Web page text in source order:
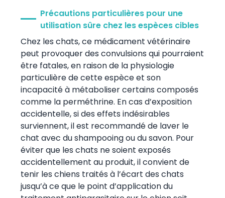
Précautions particulières pour une
utilisation sûre chez les espèces cibles
Chez les chats, ce médicament vétérinaire
peut provoquer des convulsions qui pourraient
être fatales, en raison de la physiologie
particulière de cette espèce et son
incapacité à métaboliser certains composés
comme la perméthrine. En cas d’exposition
accidentelle, si des effets indésirables
surviennent, il est recommandé de laver le
chat avec du shampooing ou du savon. Pour
éviter que les chats ne soient exposés
accidentellement au produit, il convient de
tenir les chiens traités à l’écart des chats
jusqu’à ce que le point d’application du